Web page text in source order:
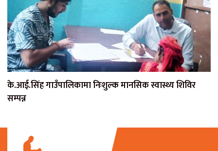
के.आई.सिंह गाउँपालिकामा निःशुल्क मानसिक स्वास्थ्य शिविर
सम्पन्न